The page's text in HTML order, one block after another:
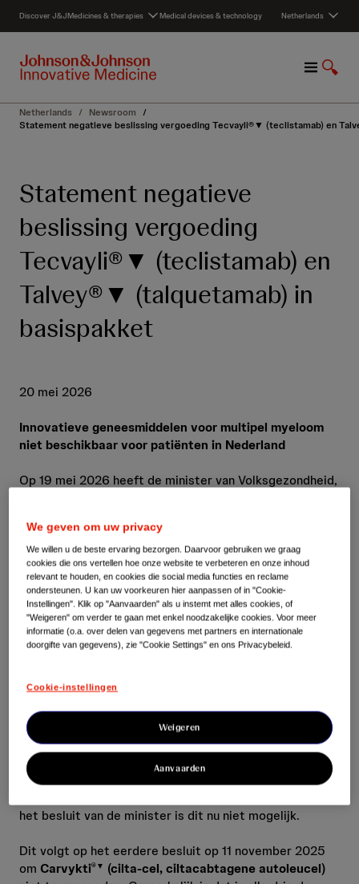
c
Discover J&JMedicines & therapies Medical devices & technology Netherlands
M
n
u
S
o
w
Netherlands / Newsroom /
Statement negatieve beslissing vergoeding Tecvayli®▼ (teclistamab) en
Statement negatieve
beslissing vergoeding
Tecvayli®▼ (teclistamab) en
Talvey®▼ (talquetamab) in
basispakket
20 mei 2026
Innovatieve geneesmiddelen voor multipel myeloom
niet beschikbaar voor patiënten in Nederland
Op 19 mei 2026 heeft de minister van Volksgezondheid,
behandeling van patiënten met tripelklasse-
blootgesteld gerecidiveerd of refractair multipel
myeloom. Ondanks onze grote inspanningen kon geen
overeenstemming worden bereikt die recht doet aan de
medische waarde van deze behandelingen en de waarde
die zij voor patiënten vertegenwoordigen. Daarom
zullen talquetamab en teclistamab niet beschikbaar zijn
De minister stelt dat er voor al deze patiënten een
therapeutisch gelijkwaardige behandeling beschikbaar
is. Het gegeven dat de drie behandelingen dezelfde
indicatie hebben, betekent echter niet dat ze onderling
uitwisselbaar zijn. Om iedere individuele patiënt
optimaal te kunnen behandelen op basis van zijn/haar
het besluit van de minister is dit nu niet mogelijk.
Dit volgt op het eerdere besluit op 11 november 2025
om Carvykti®▼ (cilta-cel, ciltacabtagene autoleucel)
We geven om uw privacy
We willen u de beste ervaring bezorgen. Daarvoor gebruiken we graag
cookies die ons vertellen hoe onze website te verbeteren en onze inhoud
relevant te houden, en cookies die social media functies en reclame
ondersteunen. U kan uw voorkeuren hier aanpassen of in "Cookie-
Instellingen". Klik op "Aanvaarden" als u instemt met alles cookies, of
"Weigeren" om verder te gaan met enkel noodzakelijke cookies. Voor meer
informatie (o.a. over delen van gegevens met partners en internationale
doorgifte van gegevens), zie "Cookie Settings" en ons Privacybeleid.
Cookie-instellingen
Weigeren
Aanvaarden